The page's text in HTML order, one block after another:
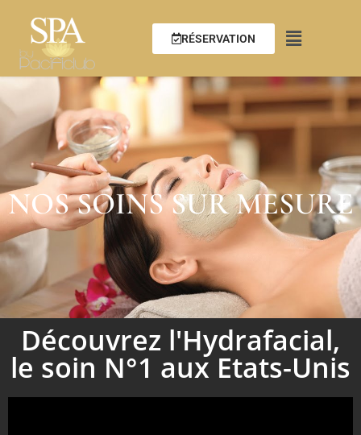
RÉSERVATION
NOS SOINS SUR MESURE
Découvrez l'Hydrafacial,
le soin N°1 aux Etats-Unis